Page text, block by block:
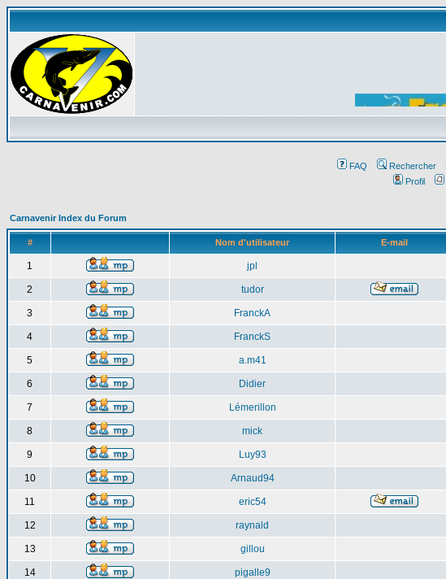
FAQ Rechercher
Profil
Carnavenir Index du Forum
# Nom d'utilisateur E-mail
1 jpl
2 tudor
3 FranckA
4 FranckS
5 a.m41
6 Didier
7 Lémerillon
8 mick
9 Luy93
10 Arnaud94
11 eric54
12 raynald
13 gillou
14 pigalle9